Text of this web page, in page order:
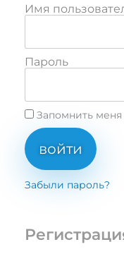
Имя
Пароль
Запомнить меня
войти
Забыли пароль?